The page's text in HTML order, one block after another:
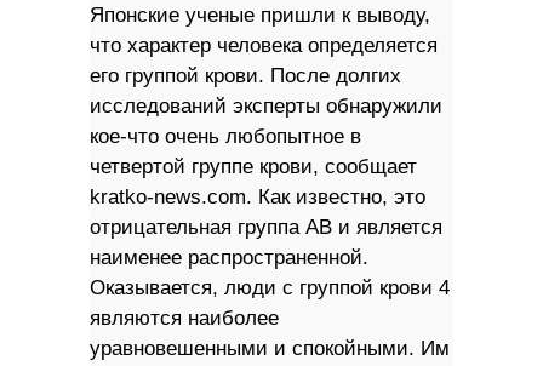
Японские ученые пришли к выводу,
что характер человека определяется
его группой крови. После долгих
исследований эксперты обнаружили
кое-что очень любопытное в
четвертой группе крови, сообщает
kratko-news.com. Как известно, это
отрицательная группа AB и является
наименее распространенной.
Оказывается, люди с группой крови 4
являются наиболее
уравновешенными и спокойными. Им